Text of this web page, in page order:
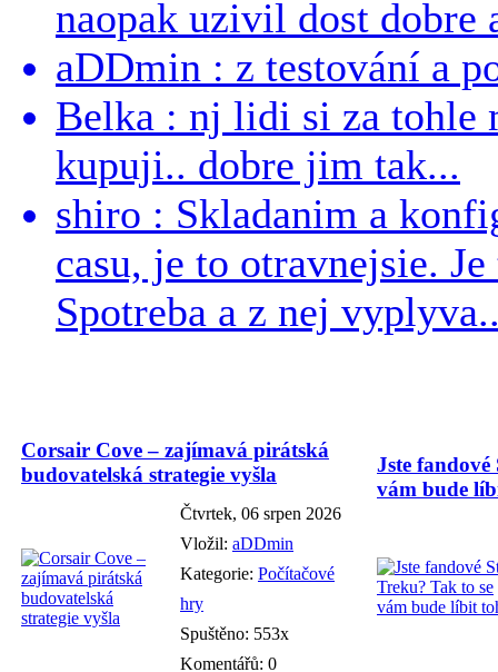
naopak uzivil dost dobre
aDDmin : z testování a
Belka : nj lidi si za tohle
kupuji.. dobre jim tak...
shiro : Skladanim a
casu, je to otravnejsie.
Spotreba a z nej
Corsair Cove – zajímavá pirátská
budovatelská strategie vyšla
Čtvrtek, 06 srpen 2026
Vložil: aDDmin
Kategorie: Počítačové
hry
Spuštěno: 553x
Komentářů: 0
Jste
vám bude